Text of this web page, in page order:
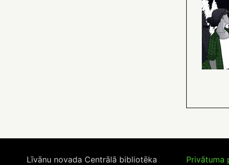
Līvānu novada Centrālā bibliotēka Privātuma